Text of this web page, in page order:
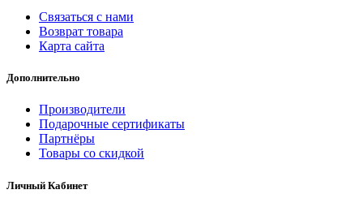
Связаться с нами
Возврат товара
Карта сайта
Дополнительно
Производители
Подарочные сертификаты
Партнёры
Товары со скидкой
Личный Кабинет